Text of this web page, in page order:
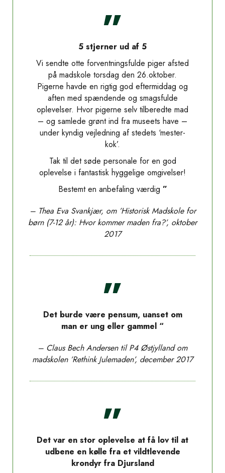
”
5 stjerner ud af 5
Vi sendte otte forventningsfulde piger afsted
på madskole torsdag den 26.oktober.
Pigerne havde en rigtig god eftermiddag og
aften med spændende og smagsfulde
oplevelser. Hvor pigerne selv tilberedte mad
– og samlede grønt ind fra museets have –
under kyndig vejledning af stedets ‘mester-
kok’.
Tak til det søde personale for en god
oplevelse i fantastisk hyggelige omgivelser!
Bestemt en anbefaling værdig ”
– Thea Eva Svankjær, om ’Historisk Madskole for
børn (7-12 år): Hvor kommer maden fra?’, oktober
2017
”
Det burde være pensum, uanset om
man er ung eller gammel “
– Claus Bech Andersen til P4 Østjylland om
madskolen ’Rethink Julemaden’, december 2017
”
Det var en stor oplevelse at få lov til at
udbene en kølle fra et vildtlevende
krondyr fra Djursland